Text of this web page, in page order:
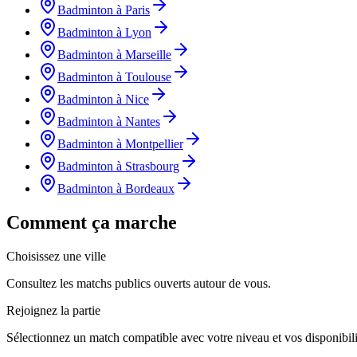
Badminton à Paris
Badminton à Lyon
Badminton à Marseille
Badminton à Toulouse
Badminton à Nice
Badminton à Nantes
Badminton à Montpellier
Badminton à Strasbourg
Badminton à Bordeaux
Comment ça marche
Choisissez une ville
Consultez les matchs publics ouverts autour de vous.
Rejoignez la partie
Sélectionnez un match compatible avec votre niveau et vos